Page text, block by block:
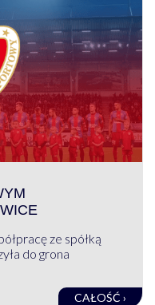
ze spółką
do grona
CAŁOŚĆ ›